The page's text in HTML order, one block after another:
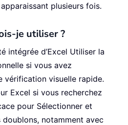
plusieurs fois.
je utiliser ?
intégrée d’Excel Utiliser la
si vous avez
vérification visuelle rapide.
Excel si vous recherchez
pour Sélectionner et
notamment avec